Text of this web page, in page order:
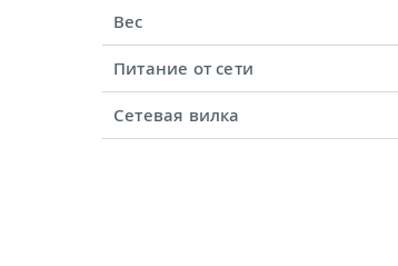
Вес
Питание от сети
Сетевая вилка